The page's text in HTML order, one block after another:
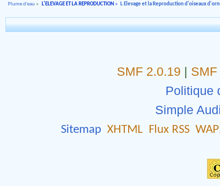
Plume d'eau » L'ELEVAGE ET LA REPRODUCTION» L Elevage et la Reproduction d'oiseaux
SMF 2.0.19 |
Politique
Simple
Sitemap XHTML Flux RSS